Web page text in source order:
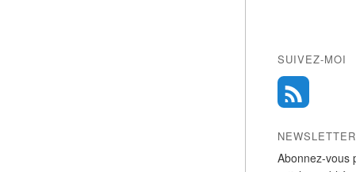
SUIVEZ-MOI
NEWSLETTER
Abonnez-vous